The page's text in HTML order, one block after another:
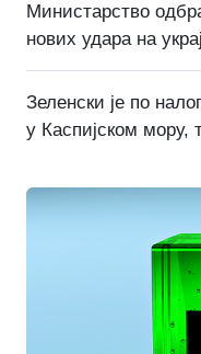
Министарство
нових удара на
Зеленски је по
у Каспијском мору,